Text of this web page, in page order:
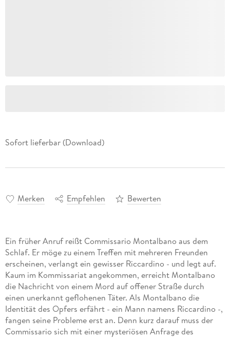
Sofort lieferbar (Download)
Merken Empfehlen Bewerten
Ein früher Anruf reißt Commissario Montalbano aus dem
Schlaf. Er möge zu einem Treffen mit mehreren Freunden
erscheinen, verlangt ein gewisser Riccardino - und legt auf.
Kaum im Kommissariat angekommen, erreicht Montalbano
die Nachricht von einem Mord auf offener Straße durch
einen unerkannt geflohenen Täter. Als Montalbano die
Identität des Opfers erfährt - ein Mann namens Riccardino -,
fangen seine Probleme erst an. Denn kurz darauf muss der
Commissario sich mit einer mysteriösen Anfrage des